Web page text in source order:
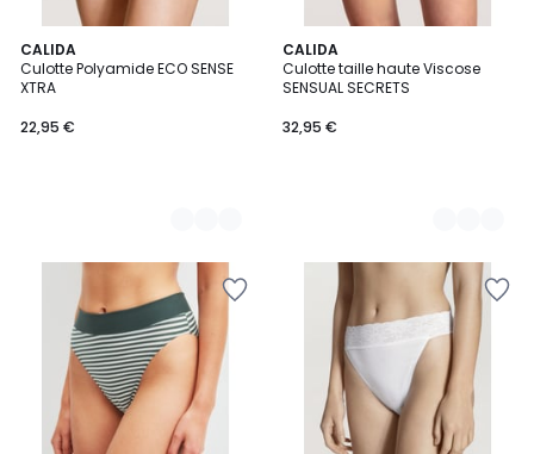
CALIDA
Culotte Polyamide ECO SENSE
XTRA
22,95 €
2
Couleurs
CALIDA
Culotte taille haute Viscose
SENSUAL SECRETS
32,95 €
2
Couleurs